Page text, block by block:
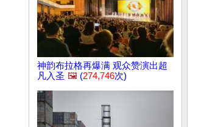
神韵布拉格再爆满 观众赞演出超
凡入圣 🖼️ (274,746次)